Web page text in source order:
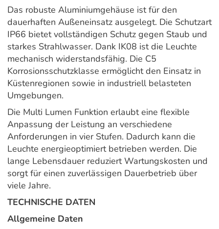
Das robuste Aluminiumgehäuse ist für den
dauerhaften Außeneinsatz ausgelegt. Die Schutzart
IP66 bietet vollständigen Schutz gegen Staub und
starkes Strahlwasser. Dank IK08 ist die Leuchte
mechanisch widerstandsfähig. Die C5
Korrosionsschutzklasse ermöglicht den Einsatz in
Küstenregionen sowie in industriell belasteten
Umgebungen.
Die Multi Lumen Funktion erlaubt eine flexible
Anpassung der Leistung an verschiedene
Anforderungen in vier Stufen. Dadurch kann die
Leuchte energieoptimiert betrieben werden. Die
lange Lebensdauer reduziert Wartungskosten und
sorgt für einen zuverlässigen Dauerbetrieb über
viele Jahre.
TECHNISCHE DATEN
Allgemeine Daten